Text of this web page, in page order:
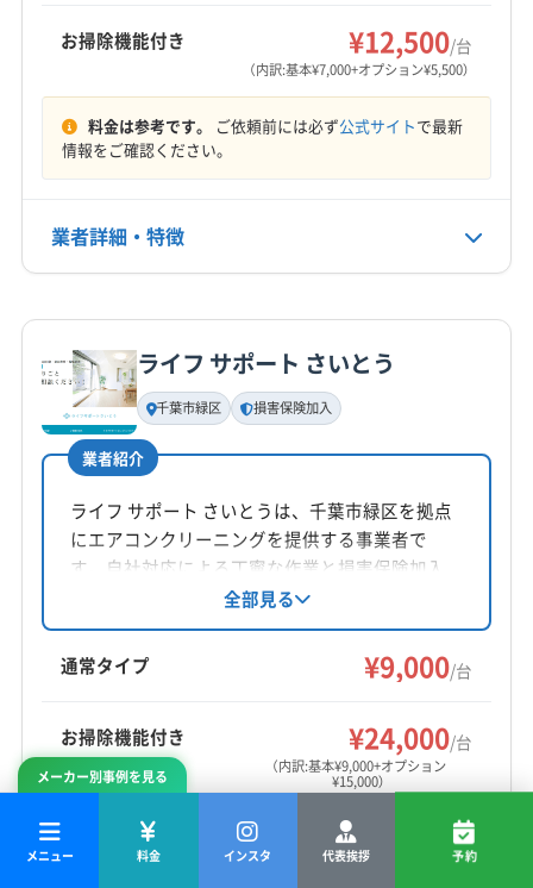
不明
定休日
電話番号
公式HP
公式サイトを見る
お掃除機能付き ¥12,500/台
（内訳:基本¥7,000+オプション¥5,500）
料金は参考です。 ご依頼前には必ず公式サイトで最新
情報をご確認ください。
業者詳細・特徴
基本情報
代表者名
沼田
所在地
茨城県筑西市下川島790-1 柴山住宅3号棟
対応地域
旭市 印西市
君津市
佐倉市 山武市 四街道市 市原市
市川市
習志野市
松戸市
千葉市美浜区
千葉市緑区
匝瑳市
大網白里市
東金市 八街市
八千代市
富津市
富里市 木更津市
夷隅郡御宿町
夷隅郡大多喜町
印旛郡酒々井町
山武郡横芝光町
山武郡九十九里町
山武郡芝山町
長生郡一宮町
営業時間
9:00〜18:00
定休日
ライフ サポート さいとう
千葉市緑区 損害保険加入
業者紹介
ライフ サポート さいとうは、千葉市緑区を拠点
にエアコンクリーニングを提供する事業者で
す。自社対応による丁寧な作業と損害保険加入
済みで安心して依頼できます。大手での業務経
験も活かし、営業時間外の相談も可能です。複
数台割引やオプションも用意。古物商許可も取
得しています。
全部見る
通常タイプ ¥9,000/台
お掃除機能付き ¥24,000/台
（内訳:基本¥9,000+オプション
¥15,000）
料金は参考です。 ご依頼前には必ず公式サイト
で最新
情報をご確認ください。
メーカー別事例を見る
メニュー 料金 インスタ 代表挨拶 予約